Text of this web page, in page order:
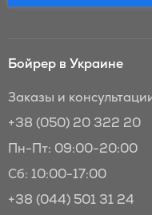
Бойрер в Украине
Заказы и
+38 (050) 20 322 20
Пн-Пт: 09:00-20:00
Сб: 10:00-17:00
+38 (044) 501 31 24